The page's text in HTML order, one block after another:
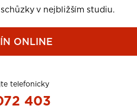
v nejbližším studiu.
ONLINE
telefonicky
403